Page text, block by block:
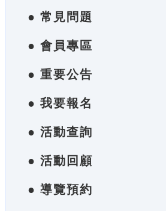
● 常見問題
● 會員專區
● 重要公告
● 我要報名
● 活動查詢
● 活動回顧
● 導覽預約